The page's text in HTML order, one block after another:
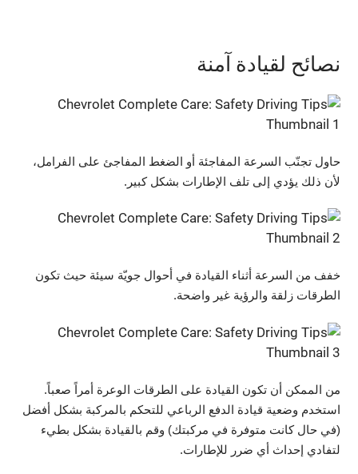
نصائح لقيادة آمنة
حاول تجنّب السرعة المفاجئة أو الضغط المفاجئ على الفرامل،
لأن ذلك يؤدي إلى تلف الإطارات بشكل كبير.
خفف من السرعة أثناء القيادة في أحوال جويّة سيئة حيث تكون
الطرقات زلقة والرؤية غير واضحة.
من الممكن أن تكون القيادة على الطرقات الوعرة أمراً صعباً.
استخدم وضعية قيادة الدفع الرباعي للتحكم بالمركبة بشكل أفضل
(في حال كانت متوفرة في مركبتك) وقم بالقيادة بشكل بطيء
لتفادي إحداث أي ضرر للإطارات.